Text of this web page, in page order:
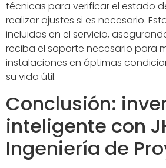
técnicas para verificar el estado
realizar ajustes si es necesario.
incluidas en el servicio,
reciba el soporte necesario para
instalaciones en óptimas
su vida útil.
Conclusión:
inteligente con
Ingeniería de